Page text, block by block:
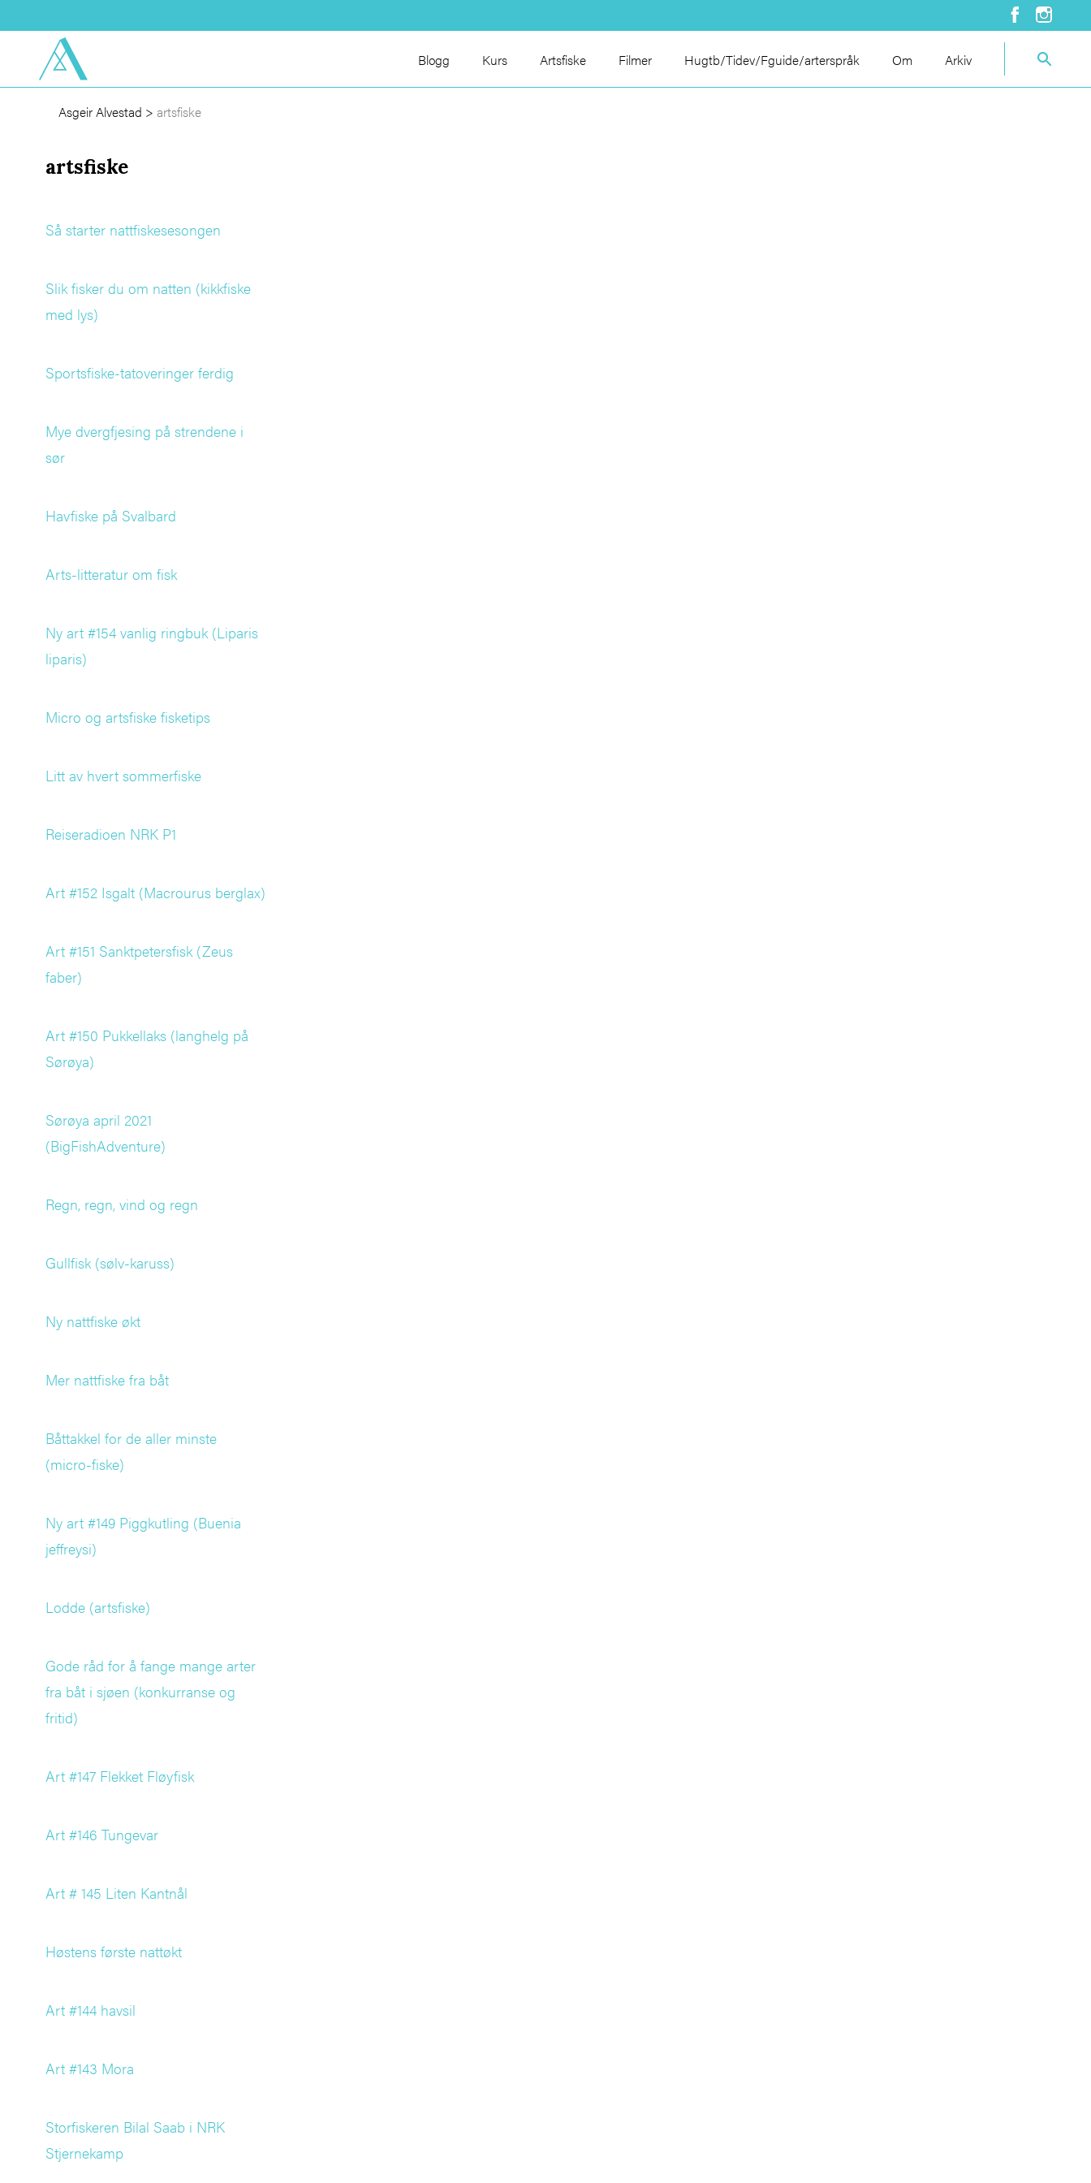
Blogg Kurs Artsfiske Filmer Hugtb/Tidev/Fguide/arterspråk Om Arkiv
Asgeir Alvestad > artsfiske
artsfiske
Så starter nattfiskesesongen
Slik fisker du om natten (kikkfiske
med lys)
Sportsfiske-tatoveringer ferdig
Mye dvergfjesing på strendene i
sør
Havfiske på Svalbard
Arts-litteratur om fisk
Ny art #154 vanlig ringbuk (Liparis
liparis)
Micro og artsfiske fisketips
Litt av hvert sommerfiske
Reiseradioen NRK P1
Art #152 Isgalt (Macrourus berglax)
Art #151 Sanktpetersfisk (Zeus
faber)
Art #150 Pukkellaks (langhelg på
Sørøya)
Sørøya april 2021
(BigFishAdventure)
Regn, regn, vind og regn
Gullfisk (sølv-karuss)
Ny nattfiske økt
Mer nattfiske fra båt
Båttakkel for de aller minste
(micro-fiske)
Ny art #149 Piggkutling (Buenia
jeffreysi)
Lodde (artsfiske)
Gode råd for å fange mange arter
fra båt i sjøen (konkurranse og
fritid)
Art #147 Flekket Fløyfisk
Art #146 Tungevar
Art # 145 Liten Kantnål
Høstens første nattøkt
Art #144 havsil
Art #143 Mora
Storfiskeren Bilal Saab i NRK
Stjernekamp